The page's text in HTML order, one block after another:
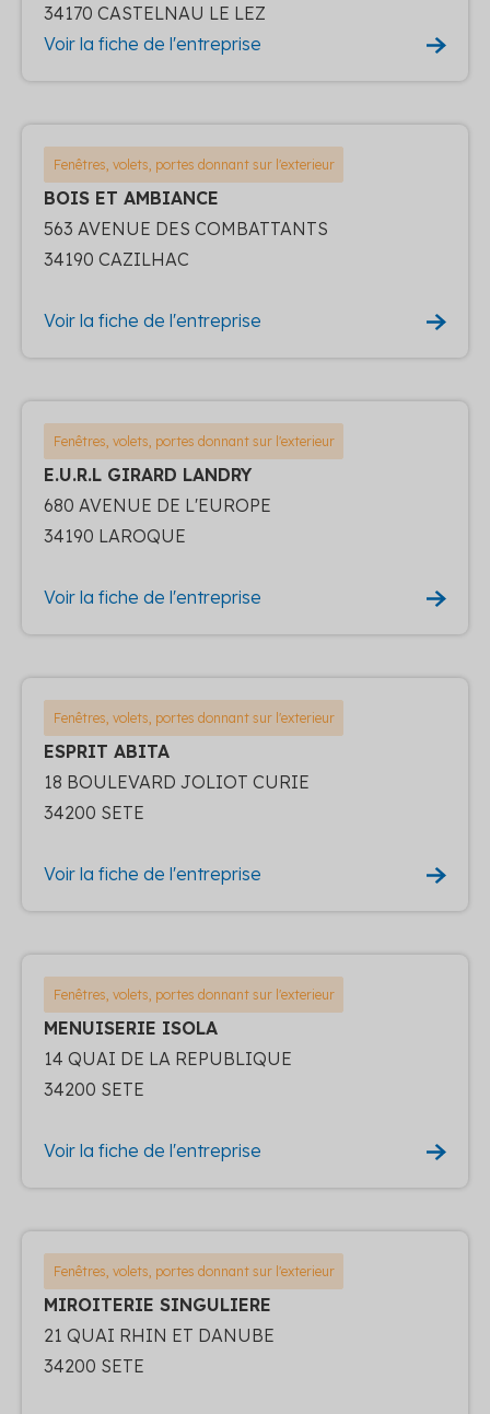
34170 CASTELNAU LE LEZ
Voir la fiche de l'entreprise
Fenêtres, volets, portes donnant sur l'exterieur
BOIS ET AMBIANCE
563 AVENUE DES COMBATTANTS
34190 CAZILHAC
Voir la fiche de l'entreprise
Fenêtres, volets, portes donnant sur l'exterieur
E.U.R.L GIRARD LANDRY
680 AVENUE DE L'EUROPE
34190 LAROQUE
Voir la fiche de l'entreprise
Fenêtres, volets, portes donnant sur l'exterieur
ESPRIT ABITA
18 BOULEVARD JOLIOT CURIE
34200 SETE
Voir la fiche de l'entreprise
Fenêtres, volets, portes donnant sur l'exterieur
MENUISERIE ISOLA
14 QUAI DE LA REPUBLIQUE
34200 SETE
Voir la fiche de l'entreprise
Fenêtres, volets, portes donnant sur l'exterieur
MIROITERIE SINGULIERE
21 QUAI RHIN ET DANUBE
34200 SETE